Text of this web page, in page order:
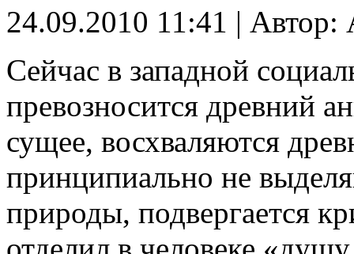
24.09.2010 11:41 | Автор:
Сейчас в западной
превозносится древний
сущее, восхваляются
принципиально не
природы, подвергается